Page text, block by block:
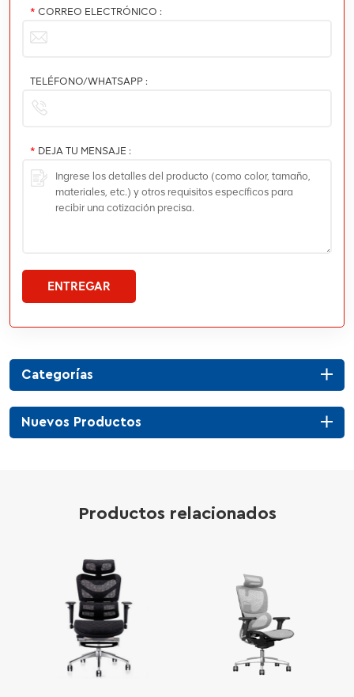
* CORREO ELECTRÓNICO :
TELÉFONO/WHATSAPP :
* DEJA TU MENSAJE :
ENTREGAR
Categorías
Nuevos Productos
Productos relacionados